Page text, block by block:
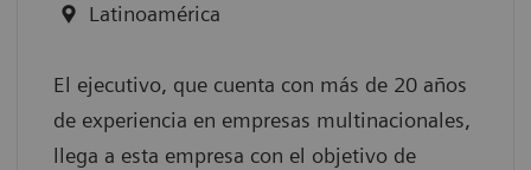
Latinoamérica
El ejecutivo, que cuenta con más de 20 años
de experiencia en empresas multinacionales,
llega a esta empresa con el objetivo de